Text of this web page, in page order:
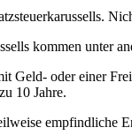
kommen unter
Geld- oder einer
10 Jahre.
empfindliche